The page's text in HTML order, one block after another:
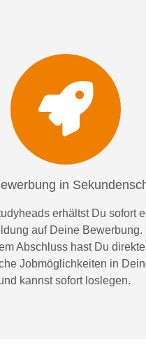
in
erhältst Du sofort
auf Deine Bewerbung.
Abschluss hast Du
Jobmöglichkeiten in
kannst sofort loslegen.